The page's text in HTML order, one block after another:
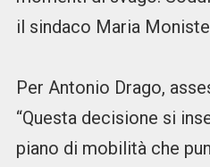
il sindaco Maria
Per Antonio Drago,
“Questa decisione si
piano di mobilità che